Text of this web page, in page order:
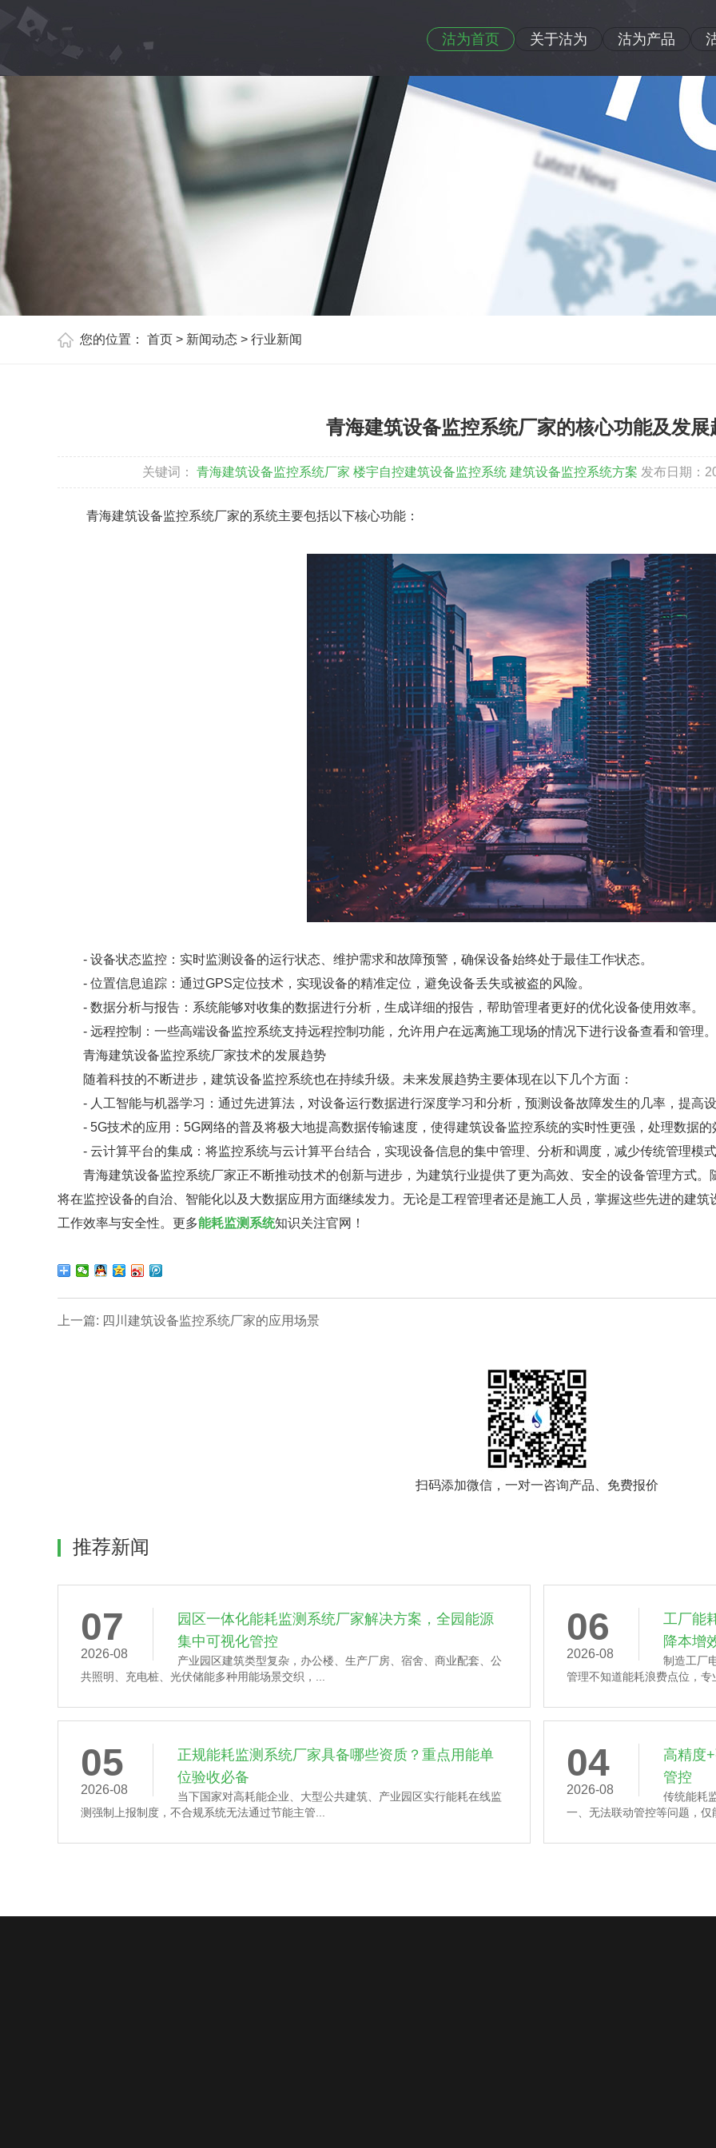
沽为首页 关于沽为 沽为产品
您的位置： 首页 > 新闻动态 > 行业新闻
青海建筑设备监控系统厂家的核心功能及发展
关键词： 青海建筑设备监控系统厂家 楼宇自控建筑设备监控系统 建筑设备监控系统方案 发布日期：
青海建筑设备监控系统厂家的系统主要包括以下核心功能：
- 设备状态监控：实时监测设备的运行状态、维护需求和故障预警，确保设备始终处于最佳工作状态。
- 位置信息追踪：通过GPS定位技术，实现设备的精准定位，避免设备丢失或被盗的风险。
- 数据分析与报告：系统能够对收集的数据进行分析，生成详细的报告，帮助管理者更好的优化设备使用效率。
- 远程控制：一些高端设备监控系统支持远程控制功能，允许用户在远离施工现场的情况下进行设备查看和管理。
青海建筑设备监控系统厂家技术的发展趋势
随着科技的不断进步，建筑设备监控系统也在持续升级。未来发展趋势主要体现在以下几个方面：
- 人工智能与机器学习：通过先进算法，对设备运行数据进行深度学习和分析，预测设备故障发生的几率，提高
- 5G技术的应用：5G网络的普及将极大地提高数据传输速度，使得建筑设备监控系统的实时性更强，处理数据的
- 云计算平台的集成：将监控系统与云计算平台结合，实现设备信息的集中管理、分析和调度，减少传统管理模
青海建筑设备监控系统厂家正不断推动技术的创新与进步，为建筑行业提供了更为高效、安全的设备管理方式。
将在监控设备的自治、智能化以及大数据应用方面继续发力。无论是工程管理者还是施工人员，掌握这些先进的建
工作效率与安全性。更多能耗监测系统知识关注官网！
上一篇: 四川建筑设备监控系统厂家的应用场景
扫码添加微信，一对一咨询产品、免费报价
推荐新闻
07
2026-08
园区一体化能耗监测系统厂家解决方案，全园能源
集中可视化管控
产业园区建筑类型复杂，办公楼、生产厂房、宿舍、商业配套、公
共照明、充电桩、光伏储能多种用能场景交织，...
06
2026-08
工厂能
降本增
制造工厂
管理不知道能耗浪费点位，
05
2026-08
正规能耗监测系统厂家具备哪些资质？重点用能单
位验收必备
当下国家对高耗能企业、大型公共建筑、产业园区实行能耗在线监
测强制上报制度，不合规系统无法通过节能主管...
04
2026-08
高精度
管控
传统能耗
一、无法联动管控等问题，